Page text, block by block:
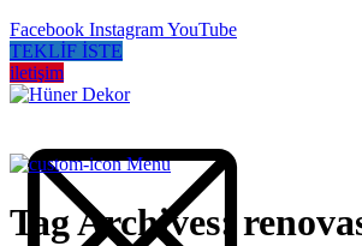
Facebook InstagramYouTube
TEKLİF İSTE
iletişim
Menu
Tag Archives: